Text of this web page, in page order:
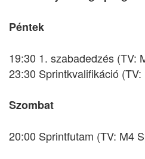
Péntek
19:30 1. szabadedzés (TV:
23:30 Sprintkvalifikáció
Szombat
20:00 Sprintfutam (TV: M4